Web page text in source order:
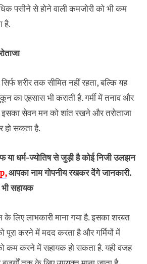
पसीने से होने वाली कमजोरी को भी कम
है.
शरीर तक सीमित नहीं रहता, बल्कि यह
का एहसास भी कराती है. गर्मी में तनाव और
सेवन मन को शांत रखने और तरोताजा
हो सकता है.
या धर्म-ज्योतिष से जुड़ी है कोई निजी उलझन
आपका नाम गोपनीय रखकर देंगे जानकारी.
सहायक
लिए लाभकारी माना गया है. इसका शरबत
पूरा करने में मदद करता है और गर्मियों में
कम करने में सहायक हो सकता है. यही वजह